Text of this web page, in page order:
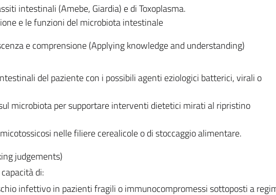
intestinali (Amebe, Giardia) e di Toxoplasma.
e le funzioni del microbiota intestinale
e comprensione (Applying knowledge and understanding)
del paziente con i possibili agenti eziologici batterici, virali o
microbiota per supportare interventi dietetici mirati al ripristino
nelle filiere cerealicole o di stoccaggio alimentare.
judgements)
di:
infettivo in pazienti fragili o immunocompromessi sottoposti a